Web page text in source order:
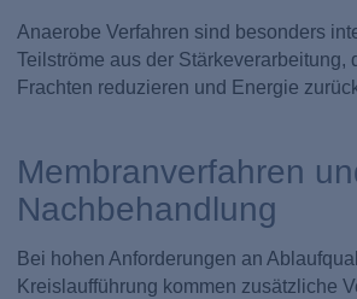
Anaerobe Verfahren sind besonders
Teilströme aus der Stärkeverarbeitung,
Frachten reduzieren und Energie
Membranverfahren
Nachbehandlung
Bei hohen Anforderungen an
Kreislaufführung kommen zusätzliche